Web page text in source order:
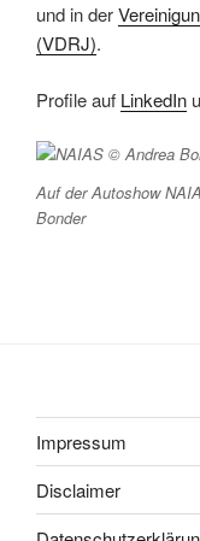
und in der
(VDRJ).
Profile auf LinkedIn
Auf der Autoshow
Bonder
Impressum
Disclaimer